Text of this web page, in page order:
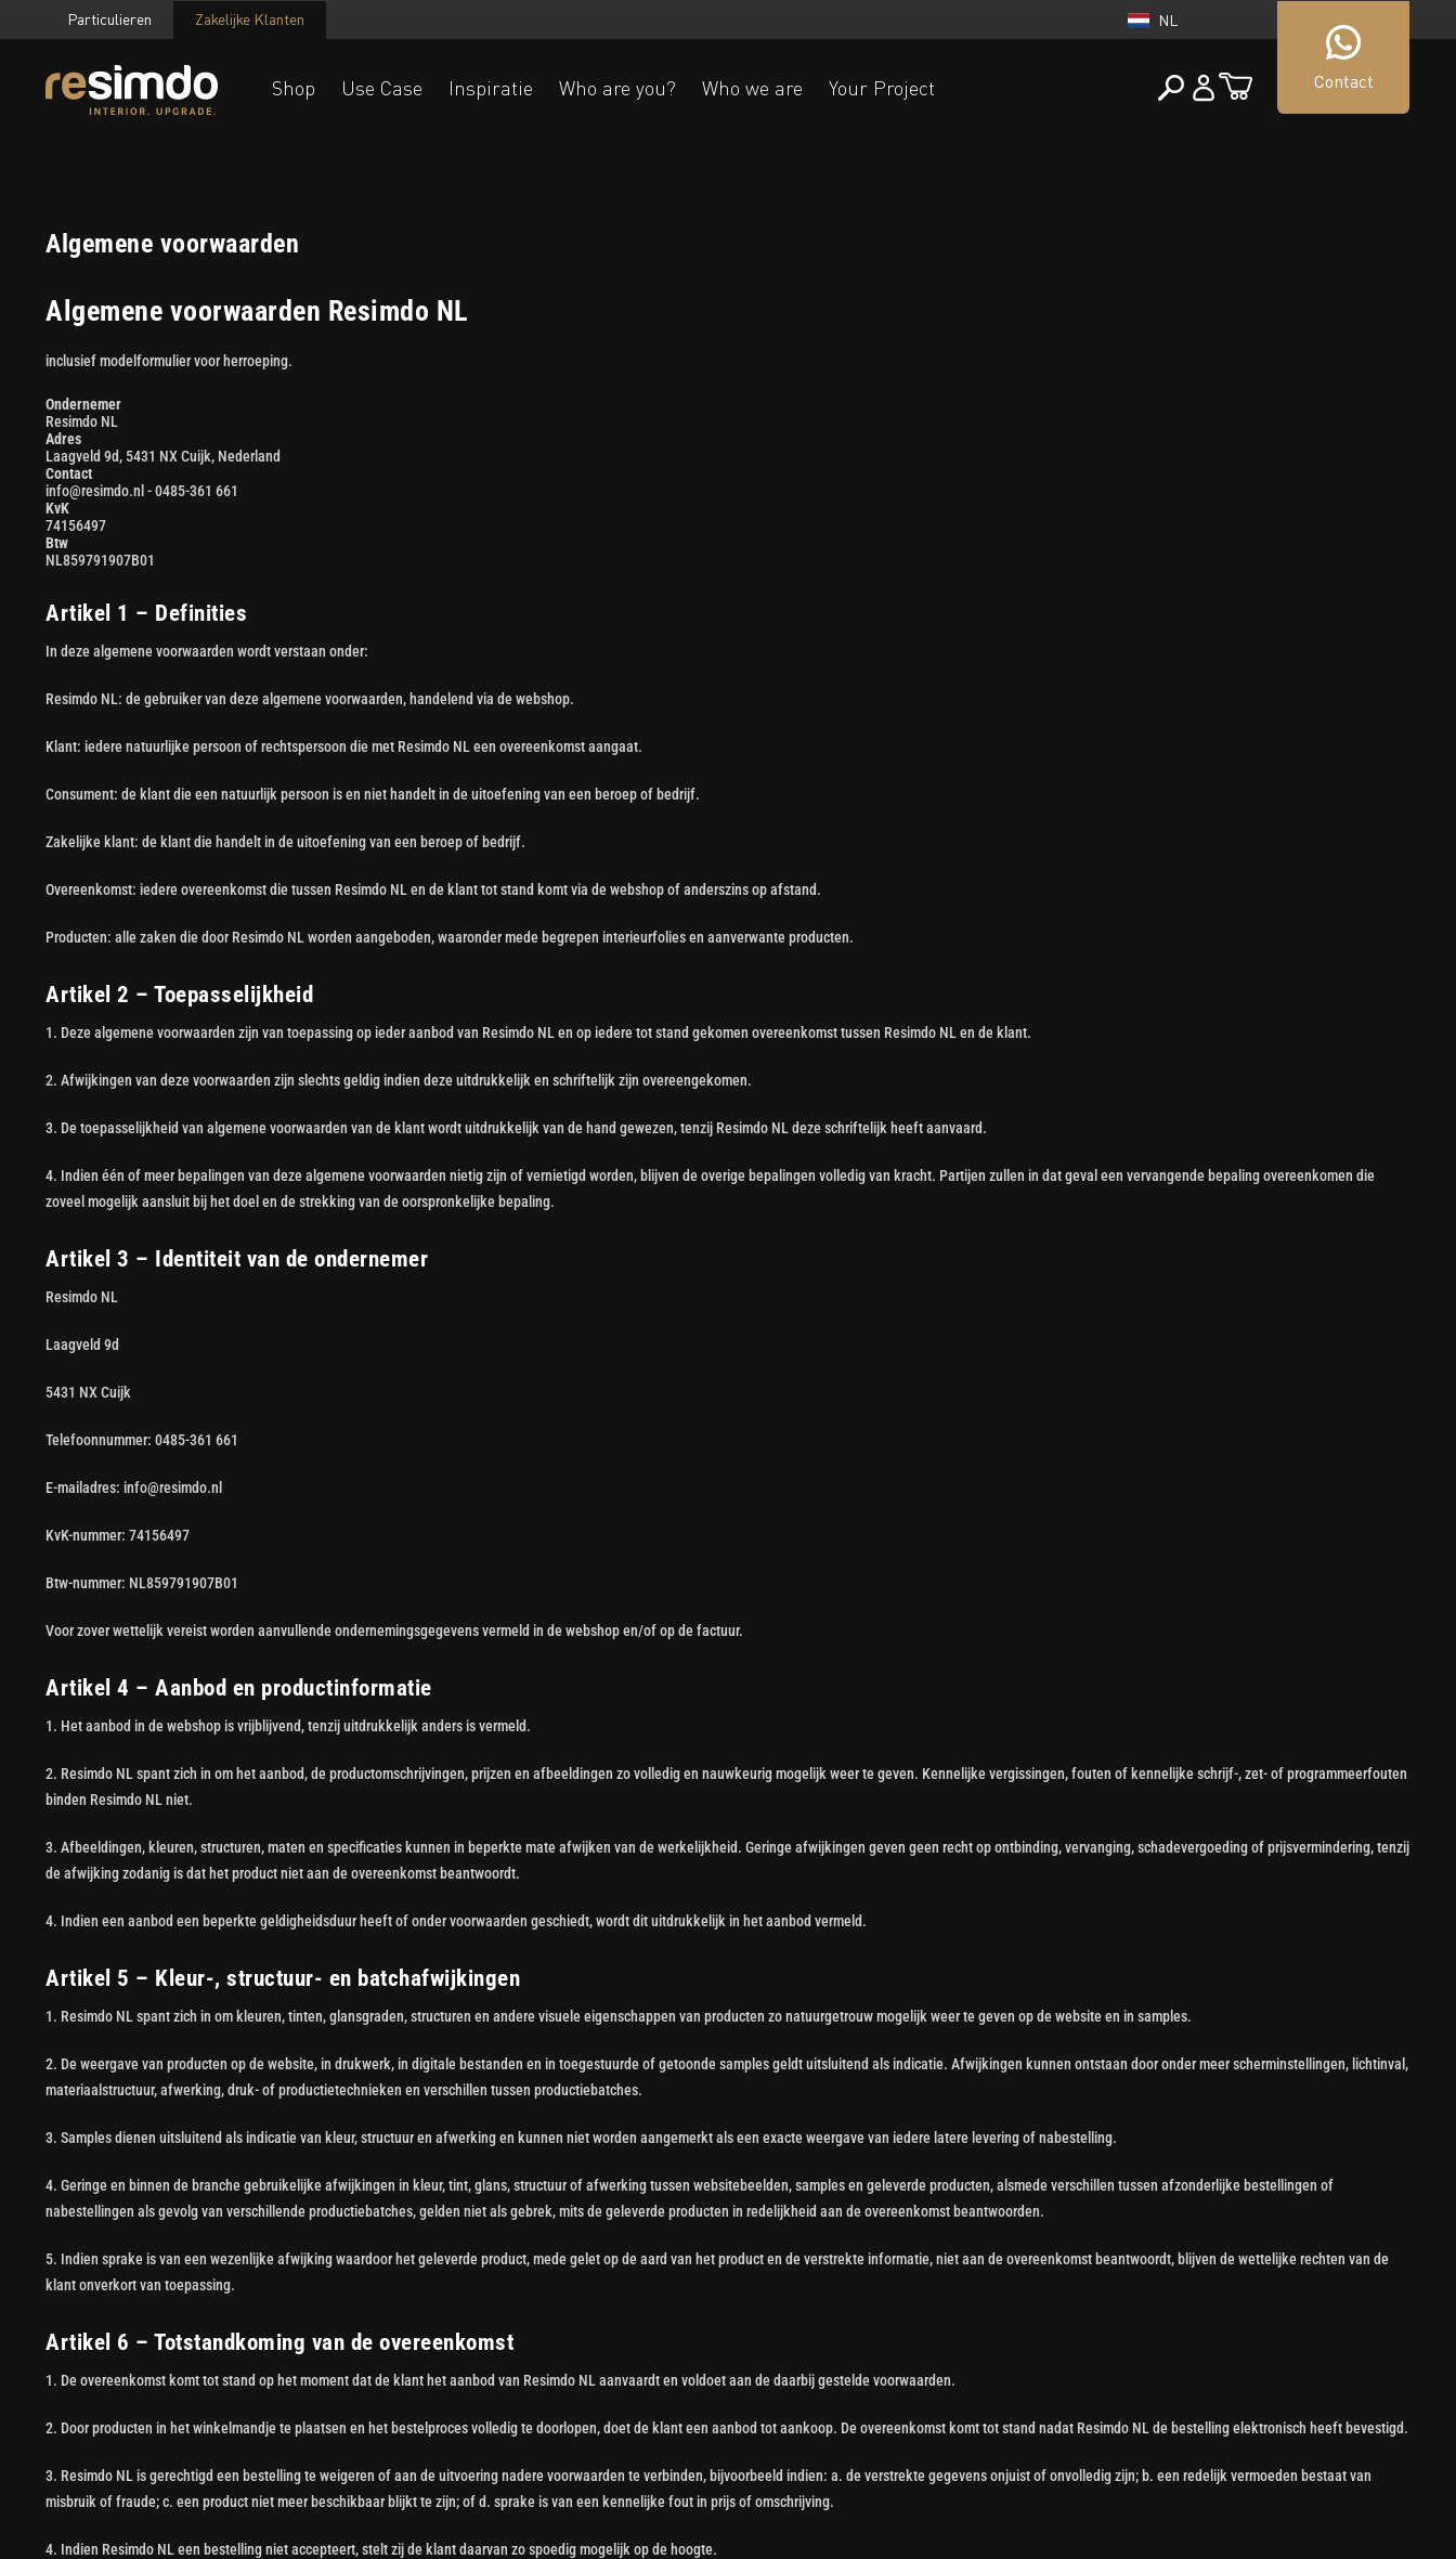
Particulieren Zakelijke Klanten NL
Contact
Shop Use Case Inspiratie Who are you? Who we are Your Project
Algemene voorwaarden
Algemene voorwaarden Resimdo NL
inclusief modelformulier voor herroeping.
Ondernemer
Resimdo NL
Adres
Laagveld 9d, 5431 NX Cuijk, Nederland
Contact
info@resimdo.nl - 0485-361 661
KvK
74156497
Btw
NL859791907B01
Artikel 1 – Definities
In deze algemene voorwaarden wordt verstaan onder:
Resimdo NL: de gebruiker van deze algemene voorwaarden, handelend via de webshop.
Klant: iedere natuurlijke persoon of rechtspersoon die met Resimdo NL een overeenkomst aangaat.
Consument: de klant die een natuurlijk persoon is en niet handelt in de uitoefening van een beroep of bedrijf.
Zakelijke klant: de klant die handelt in de uitoefening van een beroep of bedrijf.
Overeenkomst: iedere overeenkomst die tussen Resimdo NL en de klant tot stand komt via de webshop of anderszins op afstand.
Producten: alle zaken die door Resimdo NL worden aangeboden, waaronder mede begrepen interieurfolies en aanverwante producten.
Artikel 2 – Toepasselijkheid
1. Deze algemene voorwaarden zijn van toepassing op ieder aanbod van Resimdo NL en op iedere tot stand gekomen overeenkomst tussen Resimdo NL en de klant.
2. Afwijkingen van deze voorwaarden zijn slechts geldig indien deze uitdrukkelijk en schriftelijk zijn overeengekomen.
3. De toepasselijkheid van algemene voorwaarden van de klant wordt uitdrukkelijk van de hand gewezen, tenzij Resimdo NL deze schriftelijk heeft aanvaard.
4. Indien één of meer bepalingen van deze algemene voorwaarden nietig zijn of vernietigd worden, blijven de overige bepalingen volledig van kracht. Partijen zullen in dat geval een vervangende bepaling overeenkomen die
zoveel mogelijk aansluit bij het doel en de strekking van de oorspronkelijke bepaling.
Artikel 3 – Identiteit van de ondernemer
Resimdo NL
Laagveld 9d
5431 NX Cuijk
Telefoonnummer: 0485-361 661
E-mailadres: info@resimdo.nl
KvK-nummer: 74156497
Btw-nummer: NL859791907B01
Voor zover wettelijk vereist worden aanvullende ondernemingsgegevens vermeld in de webshop en/of op de factuur.
Artikel 4 – Aanbod en productinformatie
1. Het aanbod in de webshop is vrijblijvend, tenzij uitdrukkelijk anders is vermeld.
2. Resimdo NL spant zich in om het aanbod, de productomschrijvingen, prijzen en afbeeldingen zo volledig en nauwkeurig mogelijk weer te geven. Kennelijke vergissingen, fouten of kennelijke schrijf-, zet- of programmeerfouten
binden Resimdo NL niet.
3. Afbeeldingen, kleuren, structuren, maten en specificaties kunnen in beperkte mate afwijken van de werkelijkheid. Geringe afwijkingen geven geen recht op ontbinding, vervanging, schadevergoeding of prijsvermindering, tenzij
de afwijking zodanig is dat het product niet aan de overeenkomst beantwoordt.
4. Indien een aanbod een beperkte geldigheidsduur heeft of onder voorwaarden geschiedt, wordt dit uitdrukkelijk in het aanbod vermeld.
Artikel 5 – Kleur-, structuur- en batchafwijkingen
1. Resimdo NL spant zich in om kleuren, tinten, glansgraden, structuren en andere visuele eigenschappen van producten zo natuurgetrouw mogelijk weer te geven op de website en in samples.
2. De weergave van producten op de website, in drukwerk, in digitale bestanden en in toegestuurde of getoonde samples geldt uitsluitend als indicatie. Afwijkingen kunnen ontstaan door onder meer scherminstellingen, lichtinval,
materiaalstructuur, afwerking, druk- of productietechnieken en verschillen tussen productiebatches.
3. Samples dienen uitsluitend als indicatie van kleur, structuur en afwerking en kunnen niet worden aangemerkt als een exacte weergave van iedere latere levering of nabestelling.
4. Geringe en binnen de branche gebruikelijke afwijkingen in kleur, tint, glans, structuur of afwerking tussen websitebeelden, samples en geleverde producten, alsmede verschillen tussen afzonderlijke bestellingen of
nabestellingen als gevolg van verschillende productiebatches, gelden niet als gebrek, mits de geleverde producten in redelijkheid aan de overeenkomst beantwoorden.
5. Indien sprake is van een wezenlijke afwijking waardoor het geleverde product, mede gelet op de aard van het product en de verstrekte informatie, niet aan de overeenkomst beantwoordt, blijven de wettelijke rechten van de
klant onverkort van toepassing.
Artikel 6 – Totstandkoming van de overeenkomst
1. De overeenkomst komt tot stand op het moment dat de klant het aanbod van Resimdo NL aanvaardt en voldoet aan de daarbij gestelde voorwaarden.
2. Door producten in het winkelmandje te plaatsen en het bestelproces volledig te doorlopen, doet de klant een aanbod tot aankoop. De overeenkomst komt tot stand nadat Resimdo NL de bestelling elektronisch heeft bevestigd.
3. Resimdo NL is gerechtigd een bestelling te weigeren of aan de uitvoering nadere voorwaarden te verbinden, bijvoorbeeld indien: a. de verstrekte gegevens onjuist of onvolledig zijn; b. een redelijk vermoeden bestaat van
misbruik of fraude; c. een product niet meer beschikbaar blijkt te zijn; of d. sprake is van een kennelijke fout in prijs of omschrijving.
4. Indien Resimdo NL een bestelling niet accepteert, stelt zij de klant daarvan zo spoedig mogelijk op de hoogte.